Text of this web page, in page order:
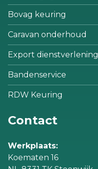
Bovag keuring
Caravan onderhoud
Export dienstverlening
Bandenservice
RDW Keuring
Contact
Werkplaats:
Koematen 16